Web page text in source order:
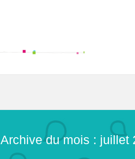
Archive du mois : juillet